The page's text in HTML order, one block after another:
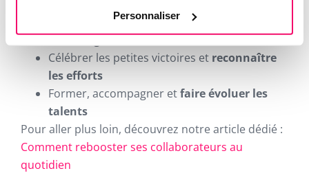
Personnaliser
dans la prise de décision
Encourager les initiativeset l’autonomie
Célébrer les petites victoires et reconnaître
les efforts
Former, accompagner etfaire évoluer les
talents
Pour aller plus loin, découvrez notre article dédié :
Comment rebooster ses collaborateurs au
quotidien